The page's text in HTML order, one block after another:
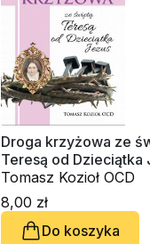
Droga krzyżowa ze
Teresą od Dzieciątka
Tomasz Kozioł OCD
8,00 zł
Do koszyka